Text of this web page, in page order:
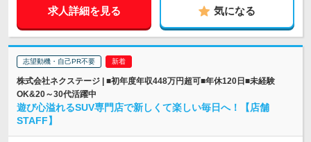
求人詳細を見る 気になる
志望動機・自己PR不要
株式会社ネクステージ | ■初年度年収448万円超可■年休120日■未経験
OK&20～30代活躍中
遊び心溢れるSUV専門店で新しくて楽しい毎日へ！【店舗
STAFF】